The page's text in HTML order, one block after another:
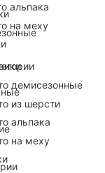
альпака
на меху
демисезонные
из шерсти
альпака
на меху